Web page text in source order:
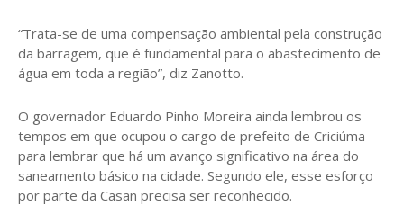
“Trata-se de uma compensação ambiental pela construção
da barragem, que é fundamental para o abastecimento de
água em toda a região”, diz Zanotto.
O governador Eduardo Pinho Moreira ainda lembrou os
tempos em que ocupou o cargo de prefeito de Criciúma
para lembrar que há um avanço significativo na área do
saneamento básico na cidade. Segundo ele, esse esforço
por parte da Casan precisa ser reconhecido.